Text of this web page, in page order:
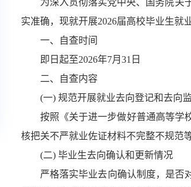
为深入贯彻落实党中央、国务院关
实准确，现就开展2026届高校毕业生就
一、
自查时间
即日起至2026年7月 31 日
二、
自查内容
(一) 规范开展就业去向登记和去向
按照《关于进一步做好普通高等学
核把关不严就业佐证材料不完整不规范
(二) 毕业生去向确认和更新情况
严格落实毕业去向确认制度，是否